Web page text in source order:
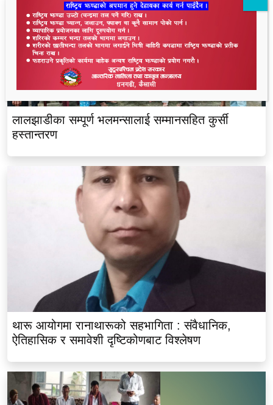
लालझाडीका सम्पूर्ण भलमन्सालाई सम्मानसहित कुर्सी
हस्तान्तरण
थारू आयोगमा रानाथारूको सहभागिता : संवैधानिक,
ऐतिहासिक र समावेशी दृष्टिकोणबाट विश्लेषण